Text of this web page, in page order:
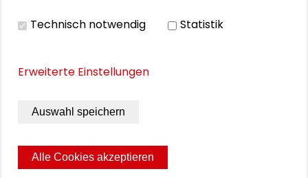
interdependenten Struktur und Dynamik
Vorsitzender der Vereinigung für
Ökologische Ökonomie.
Technisch notwendig Statistik
Erweiterte Einstellungen
Auswahl speichern
Alle Cookies akzeptieren